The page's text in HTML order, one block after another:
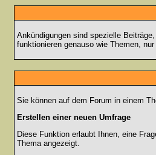
Ankündigungen sind spezielle
funktionieren genauso wie Themen,
Sie können auf dem Forum in einem
Erstellen einer neuen Umfrage
Diese Funktion erlaubt Ihnen, eine
Thema angezeigt.